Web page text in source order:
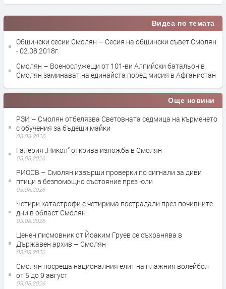
Видеа по темата
Общински сесии Смолян – Сесия на общински съвет Смолян
- 02.08.2018г.
Смолян – Военослужещи от 101-ви Алпийски батальон в
Смолян заминават на единайста поред мисия в Афганистан
Още новини
РЗИ – Смолян отбелязва Световната седмица на кърменето
с обучения за бъдещи майки
03.08.2026
Галерия „Никол“ открива изложба в Смолян
03.08.2026
РИОСВ – Смолян извърши проверки по сигнали за диви
птици в безпомощно състояние през юли
03.08.2026
Четири катастрофи с четирима пострадали през почивните
дни в област Смолян
03.08.2026
Ценен писмовник от Йоаким Груев се съхранява в
Държавен архив – Смолян
03.08.2026
Смолян посреща националния елит на плажния волейбол
от 5 до 9 август
03.08.2026